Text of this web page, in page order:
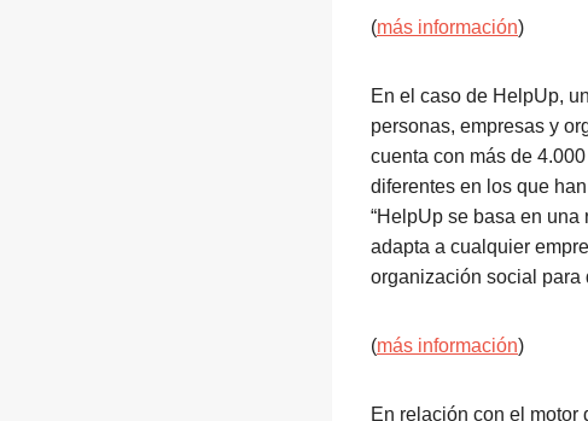
(más información)
En el caso de HelpUp,
personas, empresas y
cuenta con más de
diferentes en los que
“HelpUp se basa en
adapta a cualquier
organización social para
(más información)
En relación con el motor